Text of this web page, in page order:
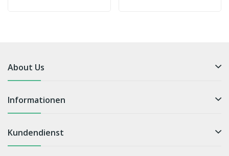
About Us
Informationen
Kundendienst